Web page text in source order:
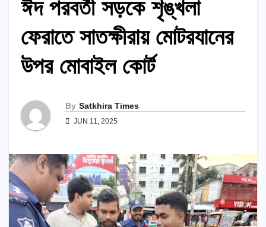
ঈদ পরবর্তী সড়কে শৃঙ্খলা
ফেরাতে সাতক্ষীরায় মোটরযানের
উপর মোবাইল কোর্ট
By Satkhira Times
JUN 11, 2025